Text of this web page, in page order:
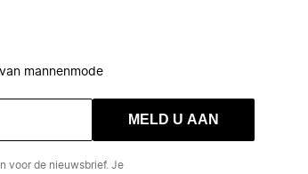
mannenmode
MELD U AAN
voor de nieuwsbrief. Je